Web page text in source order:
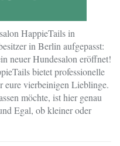
HappieTails in
in Berlin aufgepasst:
neuer Hundesalon eröffnet!
bietet professionelle
eure vierbeinigen Lieblinge.
möchte, ist hier genau
Egal, ob kleiner oder